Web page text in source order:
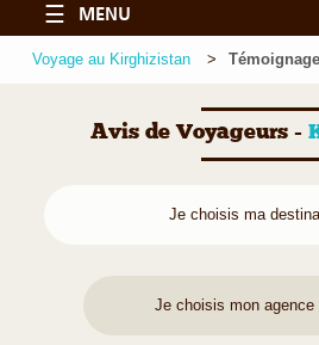
☰ MENU
Voyage au Kirghizistan
Avis de Voyageurs -